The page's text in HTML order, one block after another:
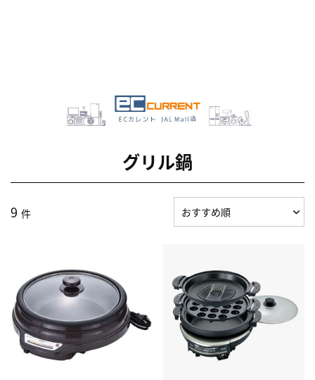
グリル鍋
9 件